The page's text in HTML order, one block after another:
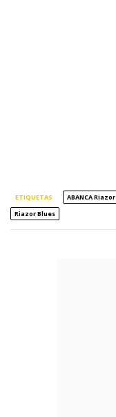
ETIQUETAS ABANCA Riazor
Riazor Blues